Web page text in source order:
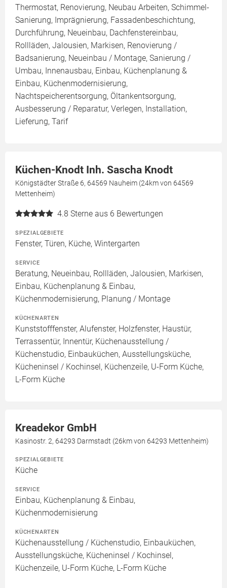
Thermostat, Renovierung, Neubau Arbeiten, Schimmel-
Sanierung, Imprägnierung, Fassadenbeschichtung,
Durchführung, Neueinbau, Dachfenstereinbau,
Rollläden, Jalousien, Markisen, Renovierung /
Badsanierung, Neueinbau / Montage, Sanierung /
Umbau, Innenausbau, Einbau, Küchenplanung &
Einbau, Küchenmodernisierung,
Nachtspeicherentsorgung, Öltankentsorgung,
Ausbesserung / Reparatur, Verlegen, Installation,
Lieferung, Tarif
Küchen-Knodt Inh. Sascha Knodt
Königstädter Straße 6, 64569 Nauheim (24km von 64569
Mettenheim)
4.8 Sterne aus 6 Bewertungen
SPEZIALGEBIETE
Fenster, Türen, Küche, Wintergarten
SERVICE
Beratung, Neueinbau, Rollläden, Jalousien, Markisen,
Einbau, Küchenplanung & Einbau,
Küchenmodernisierung, Planung / Montage
KÜCHENARTEN
Kunststofffenster, Alufenster, Holzfenster, Haustür,
Terrassentür, Innentür, Küchenausstellung /
Küchenstudio, Einbauküchen, Ausstellungsküche,
Kücheninsel / Kochinsel, Küchenzeile, U-Form Küche,
L-Form Küche
Kreadekor GmbH
Kasinostr. 2, 64293 Darmstadt (26km von 64293 Mettenheim)
SPEZIALGEBIETE
Küche
SERVICE
Einbau, Küchenplanung & Einbau,
Küchenmodernisierung
KÜCHENARTEN
Küchenausstellung / Küchenstudio, Einbauküchen,
Ausstellungsküche, Kücheninsel / Kochinsel,
Küchenzeile, U-Form Küche, L-Form Küche